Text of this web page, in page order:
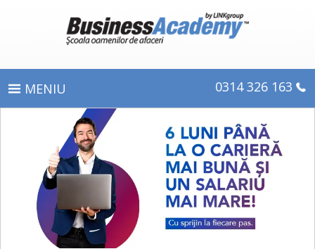
0314 326 163
CE OBŢINEŢI
E-LEARNING